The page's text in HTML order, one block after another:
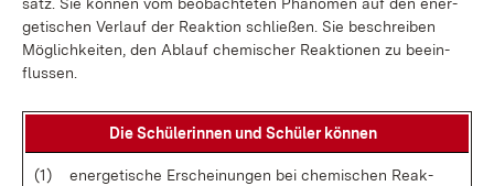
ge­ti­schen Ver­lauf der Re­ak­ti­on schlie­ßen. Sie be­schrei­ben
Mög­lich­kei­ten, den Ab­lauf che­mi­scher Re­ak­tio­nen zu be­ein­
flus­sen.
Die Schü­le­rin­nen und Schü­ler kön­nen
(1)
en­er­ge­ti­sche Er­schei­nun­gen bei che­mi­schen Re­ak­